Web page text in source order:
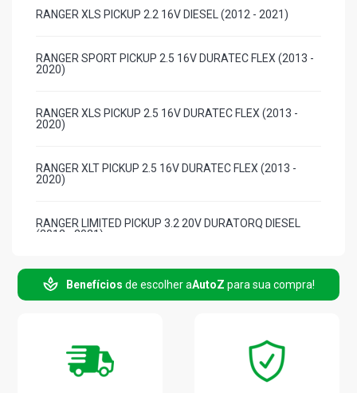
RANGER XLS PICKUP 2.2 16V DIESEL (2012 - 2021)
RANGER SPORT PICKUP 2.5 16V DURATEC FLEX (2013 -
2020)
RANGER XLS PICKUP 2.5 16V DURATEC FLEX (2013 -
2020)
RANGER XLT PICKUP 2.5 16V DURATEC FLEX (2013 -
2020)
RANGER LIMITED PICKUP 3.2 20V DURATORQ DIESEL
(2012 - 2021)
RANGER LIMITED PLUS PICKUP 3.2 20V DURATORQ
DIESEL (2012 - 2021)
Benefícios de escolher aAutoZ para sua compra!